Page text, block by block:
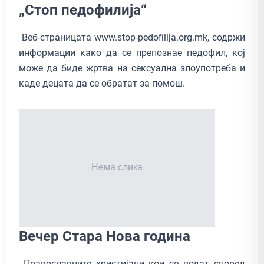
„Стоп педофилија“
Веб-страницата www.stop-pedofilija.org.mk, содржи
информации како да се препознае педофил, кој
може да биде жртва на сексуална злоупотреба и
каде децата да се обратат за помош.
Вечер Стара Нова година